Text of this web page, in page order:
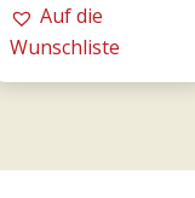
Fornaci
Rosé
0,75l
Menge
Auf die
Wunschliste